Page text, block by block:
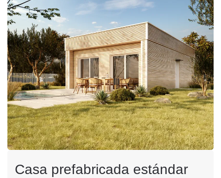
Casa prefabricada estándar